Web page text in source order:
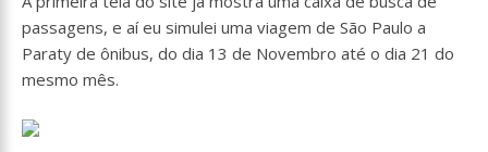
passagens, e aí eu simulei uma viagem de São Paulo a
Paraty de ônibus, do dia 13 de Novembro até o dia 21 do
mesmo mês.